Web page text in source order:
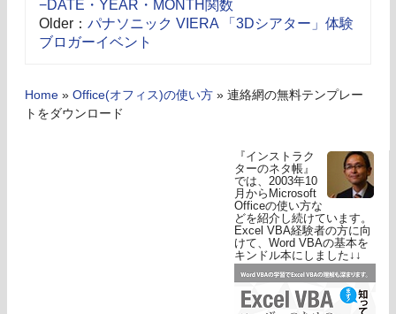
−DATE・YEAR・MONTH関数
Older： パナソニック VIERA 「3Dシアター」体験
ブロガーイベント
Home » Office(オフィス)の使い方 » 連絡網の無料テンプレー
トをダウンロード
『インストラク
ターのネタ帳』
では、2003年10
月からMicrosoft
Officeの使い方な
どを紹介し続けています。
Excel VBA経験者の方に向
けて、Word VBAの基本を
キンドル本にしました↓↓